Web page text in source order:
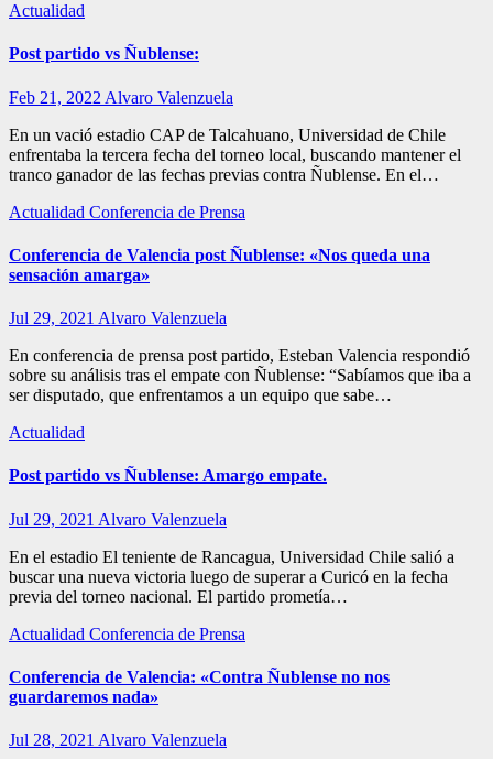
Actualidad
Post partido vs Ñublense:
Feb 21, 2022 Alvaro Valenzuela
En un vació estadio CAP de Talcahuano, Universidad de Chile
enfrentaba la tercera fecha del torneo local, buscando mantener el
tranco ganador de las fechas previas contra Ñublense. En el…
Actualidad Conferencia de Prensa
Conferencia de Valencia post Ñublense: «Nos queda una
sensación amarga»
Jul 29, 2021 Alvaro Valenzuela
En conferencia de prensa post partido, Esteban Valencia respondió
sobre su análisis tras el empate con Ñublense: “Sabíamos que iba a
ser disputado, que enfrentamos a un equipo que sabe…
Actualidad
Post partido vs Ñublense: Amargo empate.
Jul 29, 2021 Alvaro Valenzuela
En el estadio El teniente de Rancagua, Universidad Chile salió a
buscar una nueva victoria luego de superar a Curicó en la fecha
previa del torneo nacional. El partido prometía…
Actualidad Conferencia de Prensa
Conferencia de Valencia: «Contra Ñublense no nos
guardaremos nada»
Jul 28, 2021 Alvaro Valenzuela